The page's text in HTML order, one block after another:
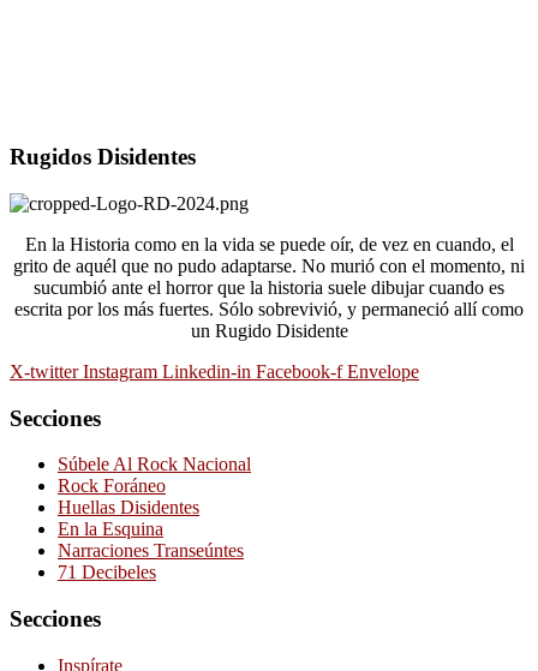
Rugidos Disidentes
En la Historia como en la vida se puede oír, de vez en cuando, el
grito de aquél que no pudo adaptarse. No murió con el momento, ni
sucumbió ante el horror que la historia suele dibujar cuando es
escrita por los más fuertes. Sólo sobrevivió, y permaneció allí como
un Rugido Disidente
X-twitter Instagram Linkedin-in Facebook-f Envelope
Secciones
Súbele Al Rock Nacional
Rock Foráneo
Huellas Disidentes
En la Esquina
Narraciones Transeúntes
71 Decibeles
Secciones
Inspírate